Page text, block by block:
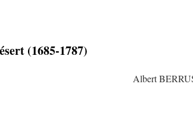
(1685-1787)
Albert